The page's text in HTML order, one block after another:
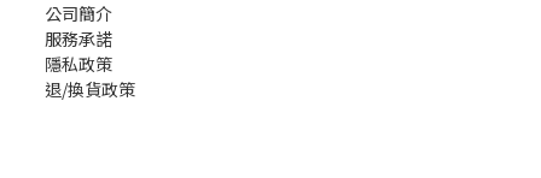
公司簡介
服務承諾
隱私政策
退/換貨政策